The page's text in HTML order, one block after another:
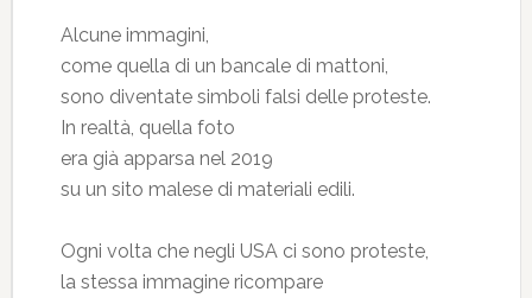
Alcune immagini,
come quella di un bancale di mattoni,
sono diventate simboli falsi delle proteste.
In realtà, quella foto
era già apparsa nel 2019
su un sito malese di materiali edili.
Ogni volta che negli USA ci sono proteste,
la stessa immagine ricompare